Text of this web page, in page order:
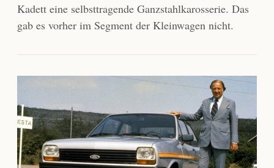
Kadett eine selbsttragende Ganzstahlkarosserie. Das
gab es vorher im Segment der Kleinwagen nicht.